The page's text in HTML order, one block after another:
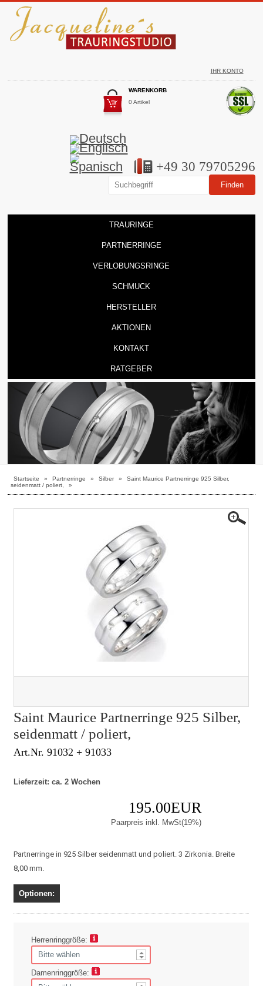
IHR KONTO
WARENKORB
0 Artikel
+49 30 79705296
TRAURINGE
PARTNERRINGE
VERLOBUNGSRINGE
SCHMUCK
HERSTELLER
AKTIONEN
KONTAKT
RATGEBER
Startseite » Partnerringe » Silber »
Saint Maurice Partnerringe 925 Silber,
seidenmatt / poliert,
»
Saint Maurice Partnerringe 925 Silber,
seidenmatt / poliert,
Art.Nr. 91032 + 91033
Lieferzeit: ca. 2 Wochen
195.00EUR
Paarpreis inkl. MwSt(19%)
Partnerringe in 925 Silber seidenmatt und poliert. 3 Zirkonia. Breite
8,00 mm.
Optionen:
Herrenringgröße:
Damenringgröße: